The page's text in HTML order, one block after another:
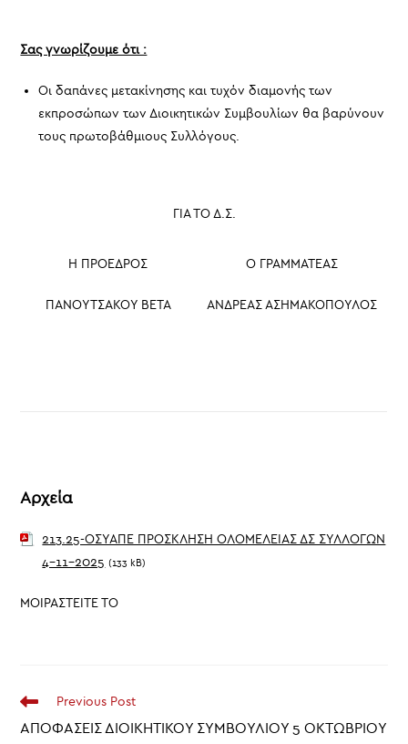
Σας γνωρίζουμε ότι :
Οι δαπάνες μετακίνησης και τυχόν διαμονής των
εκπροσώπων των Διοικητικών Συμβουλίων θα βαρύνουν
τους πρωτοβάθμιους Συλλόγους.
ΓΙΑ ΤΟ Δ.Σ.
Η ΠΡΟΕΔΡΟΣ
ΠΑΝΟΥΤΣΑΚΟΥ ΒΕΤΑ
Ο ΓΡΑΜΜΑΤΕΑΣ
ΑΝΔΡΕΑΣ ΑΣΗΜΑΚΟΠΟΥΛΟΣ
Αρχεία
213.25-ΟΣΥΑΠΕ ΠΡΟΣΚΛΗΣΗ ΟΛΟΜΕΛΕΙΑΣ ΔΣ ΣΥΛΛΟΓΩΝ
4-11-2025 (133 kB)
ΜΟΙΡΑΣΤΕΙΤΕ ΤΟ
Read
articles
Previous Post
ΑΠΟΦΑΣΕΙΣ ΔΙΟΙΚΗΤΙΚΟΥ ΣΥΜΒΟΥΛΙΟΥ 5 ΟΚΤΩΒΡΙΟΥ